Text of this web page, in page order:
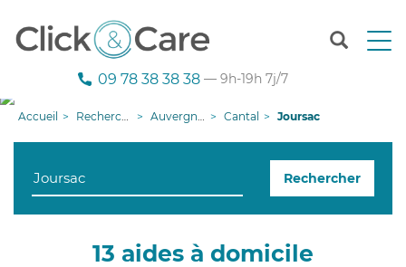
T
n
g
09 78 38 38 38 — 9h-19h 7j/7
Accueil Recherche aide à domicile Auvergne-Rhône-Alpes Cantal Joursac
Rechercher
13 aides à domicile